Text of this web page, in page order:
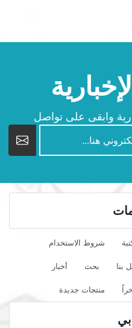
وابقى على تواصل
شروط الاستخدام
بنا بحث أخبار
منتجات جديدة